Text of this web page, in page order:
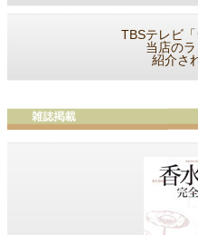
TBSテレビ
当店の
紹介さ